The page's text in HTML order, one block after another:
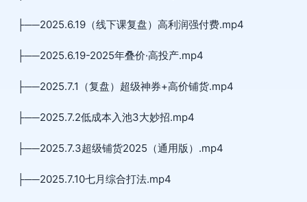
├──2025.6.19（线下课复盘）高利润强付费.mp4
├──2025.6.19-2025年叠价·高投产.mp4
├──2025.7.1（复盘）超级神券+高价铺货.mp4
├──2025.7.2低成本入池3大妙招.mp4
├──2025.7.3超级铺货2025（通用版）.mp4
├──2025.7.10七月综合打法.mp4